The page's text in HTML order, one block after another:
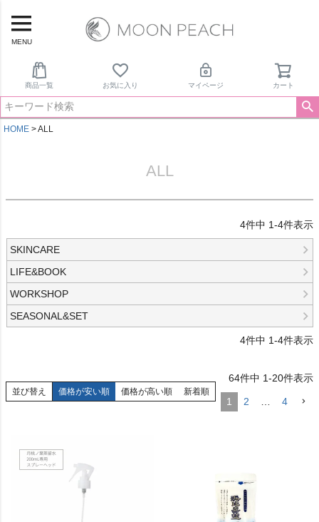
MENU
商品一覧 お気に入り マイページ カート
HOME ALL
ALL
4件中 1-4件表示
SKINCARE
LIFE&BOOK
WORKSHOP
SEASONAL&SET
4件中 1-4件表示
並び替え 価格が安い順 価格が高い順 新着順
64件中 1-20件表示
1 2 … 4